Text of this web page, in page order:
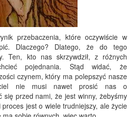
przebaczenia, które oczywiście w
Dlaczego? Dlatego, że do tego
Ten, kto nas skrzywdził, z różnych
pojednania. Stąd widać, że
czynem, który ma polepszyć nasze
nie musi nawet prosić nas o
się przed nami, że jest winny, żebyśmy
jest o wiele trudniejszy, ale życie